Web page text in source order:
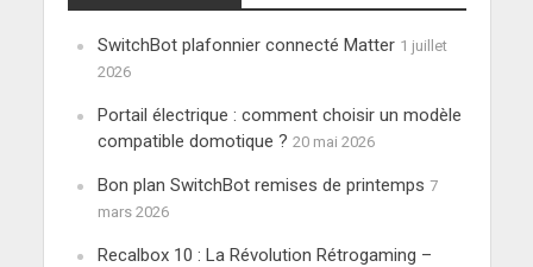
SwitchBot plafonnier connecté Matter 1 juillet
2026
Portail électrique : comment choisir un modèle
compatible domotique ? 20 mai 2026
Bon plan SwitchBot remises de printemps 7
mars 2026
Recalbox 10 : La Révolution Rétrogaming –